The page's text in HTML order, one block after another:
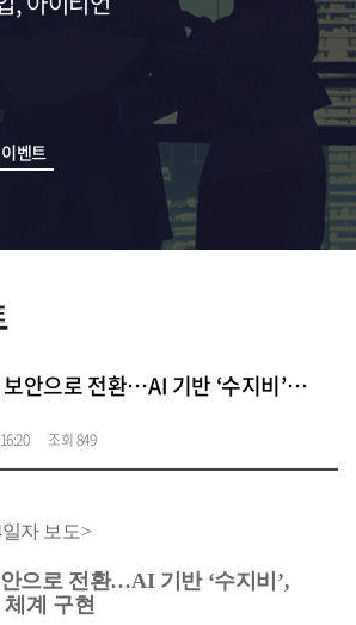
벤트
[뉴스] 공격자 관점 보안으로 전환…AI 기반 ‘수지비’, 상시 침해 검증 체계 구현
조회 849
자 보도>
으로 전환…AI 기반 ‘수지비’,
계 구현